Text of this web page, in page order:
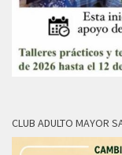
CLUB ADULTO MAYOR